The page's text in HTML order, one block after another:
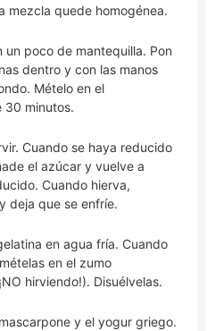
mezcla quede homogénea.
un poco de mantequilla. Pon
dentro y con las manos
Mételo en el
30 minutos.
Cuando se haya reducido
el azúcar y vuelve a
Cuando hierva,
deja que se enfríe.
en agua fría. Cuando
en el zumo
hirviendo!). Disuélvelas.
y el yogur griego.